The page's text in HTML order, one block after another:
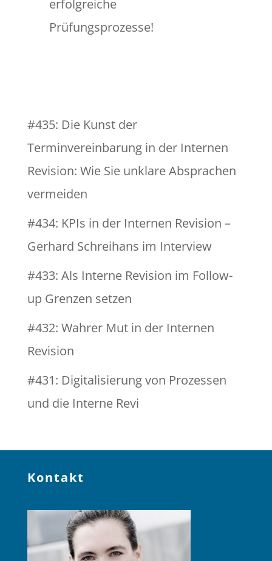
erfolgreiche
Prüfungsprozesse!
#435: Die Kunst der
Terminvereinbarung in der Internen
Revision: Wie Sie unklare Absprachen
vermeiden
#434: KPIs in der Internen Revision –
Gerhard Schreihans im Interview
#433: Als Interne Revision im Follow-
up Grenzen setzen
#432: Wahrer Mut in der Internen
Revision
#431: Digitalisierung von Prozessen
und die Interne Revi
Kontakt